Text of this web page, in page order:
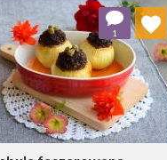
1
Dodaj do ulubionych
Wybierz listę: